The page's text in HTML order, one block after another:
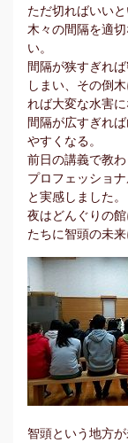
ただ切ればいいと
木々の間隔を適
い。
間隔が狭すぎれ
しまい、その倒
れば大変な水害に
間隔が広すぎれ
やすくなる。
前日の講義で教
プロフェッショ
と実感しました。
夜はどんぐりの
たちに智頭の未
智頭という地方